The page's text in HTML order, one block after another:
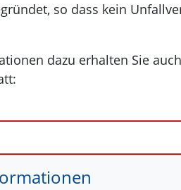
so dass kein
dazu erhalten Sie